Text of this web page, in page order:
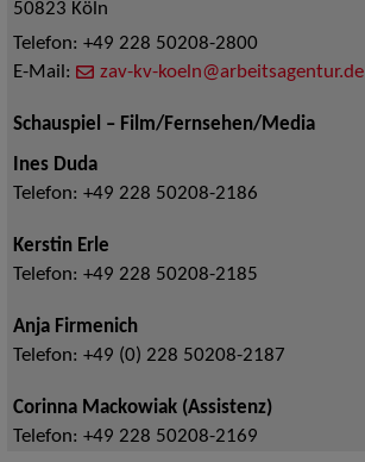
50823 Köln
Telefon: +49 228 50208-2800
E-Mail:
zav-kv-koeln@arbeitsagentur.de
Schauspiel – Film/Fernsehen/Media
Ines Duda
Telefon: +49 228 50208-2186
Kerstin Erle
Telefon: +49 228 50208-2185
Anja Firmenich
Telefon: +49 (0) 228 50208-2187
Corinna Mackowiak (Assistenz)
Telefon: +49 228 50208-2169